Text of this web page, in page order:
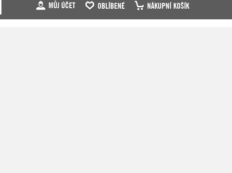
MŮJ ÚČET OBLÍBENÉ NÁKUPNÍ KOŠÍK